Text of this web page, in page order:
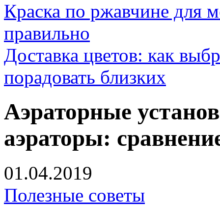
Краска по ржавчине для
правильно
Доставка цветов: как
порадовать близких
Аэраторные
аэраторы:
01.04.2019
Полезные советы